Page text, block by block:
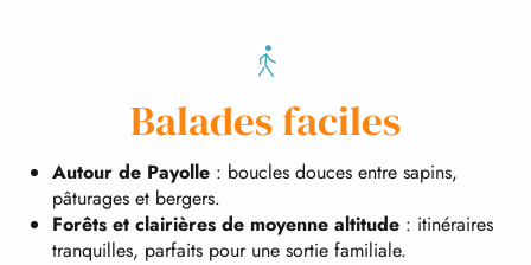
Balades faciles
Autour de Payolle : boucles douces entre sapins,
pâturages et bergers.
Forêts et clairières de moyenne altitude : itinéraires
tranquilles, parfaits pour une sortie familiale.